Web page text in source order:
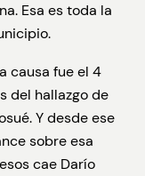
Esa es toda la
causa fue el 4
del hallazgo de
Y desde ese
sobre esa
cae Darío